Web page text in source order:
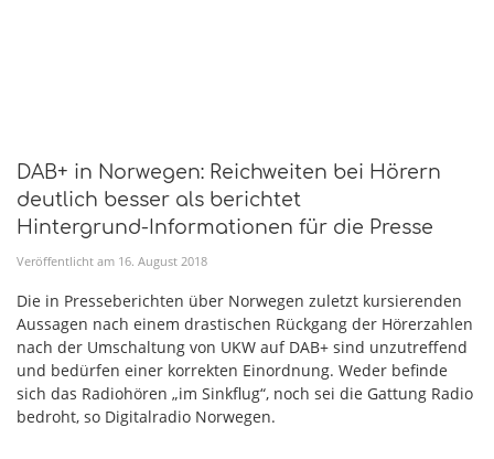
DAB+ in Norwegen: Reichweiten bei Hörern
deutlich besser als berichtet
Hintergrund-Informationen für die Presse
Veröffentlicht am 16. August 2018
Die in Presseberichten über Norwegen zuletzt kursierenden
Aussagen nach einem drastischen Rückgang der Hörerzahlen
nach der Umschaltung von UKW auf DAB+ sind unzutreffend
und bedürfen einer korrekten Einordnung. Weder befinde
sich das Radiohören „im Sinkflug“, noch sei die Gattung Radio
bedroht, so Digitalradio Norwegen.